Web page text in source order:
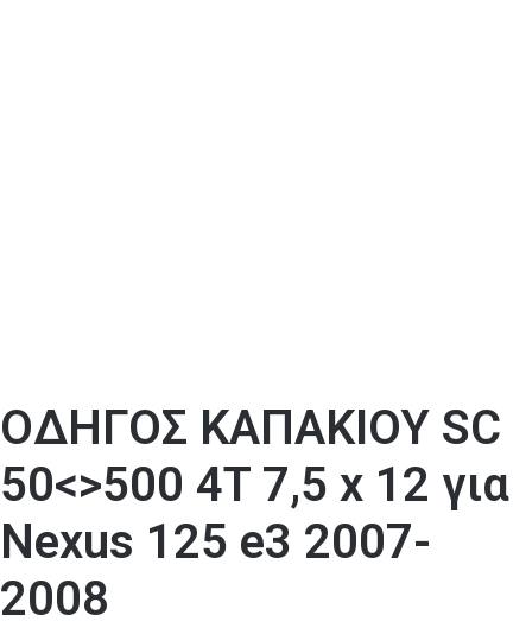
ΟΔΗΓΟΣ ΚΑΠΑΚΙΟΥ SC
50<>500 4T 7,5 x 12 για
Nexus 125 e3 2007-
2008